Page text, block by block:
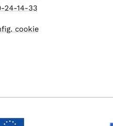
24-14-33
cookie